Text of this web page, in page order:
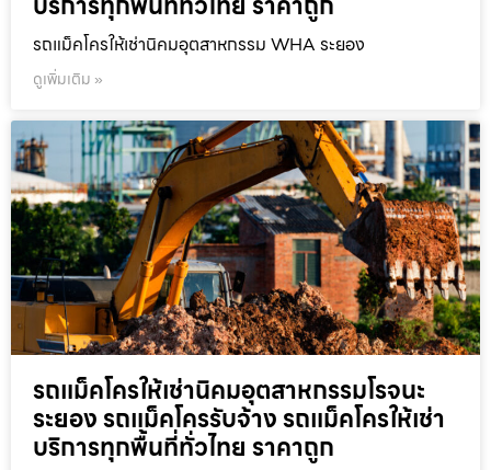
รถแม็คโครให้เช่านิคมอุตสาหกรรม WHA ระยอง
ดูเพิ่มเติม »
รถแม็คโครให้เช่านิคมอุตสาหกรรมโรจนะ
ระยอง รถแม็คโครรับจ้าง รถแม็คโครให้เช่า
บริการทุกพื้นที่ทั่วไทย ราคาถูก